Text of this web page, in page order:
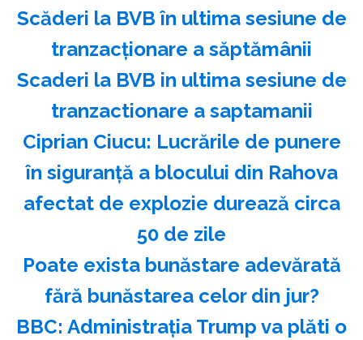
Scăderi la BVB în ultima sesiune de
tranzacţionare a săptămânii
Scaderi la BVB in ultima sesiune de
tranzactionare a saptamanii
Ciprian Ciucu: Lucrările de punere
în siguranţă a blocului din Rahova
afectat de explozie durează circa
50 de zile
Poate exista bunăstare adevărată
fără bunăstarea celor din jur?
BBC: Administraţia Trump va plăti o